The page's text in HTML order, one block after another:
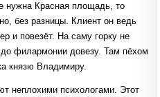
нужна Красная площадь, то
без разницы. Клиент он ведь
и повезёт. На саму горку не
до филармонии довезу. Там пёхом
князю Владимиру.
неплохими психологами. Этот